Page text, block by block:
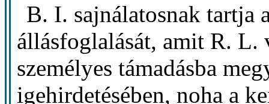
B. I. sajnálatosnak tartja
állásfoglalását, amit R. L.
személyes támadásba
igehirdetésében, noha a